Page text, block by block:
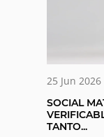
25 Jun 2026
SOCIAL
TANTO...